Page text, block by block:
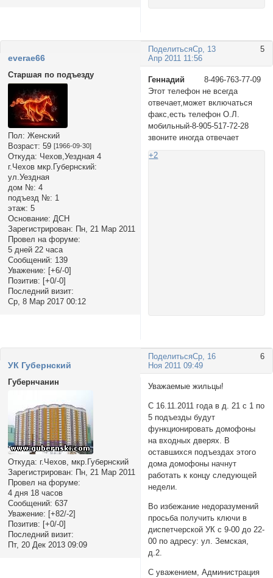
Поделиться 5
Ср, 13
Апр 2011 11:56
everae66
Старшая по подъезду
Пол: Женский
Возраст: 59 [1966-09-30]
Откуда: Чехов,Уездная 4
г.Чехов мкр.Губернский:
ул.Уездная
дом №: 4
подъезд №: 1
этаж: 5
Основание: ДСН
Зарегистрирован: Пн, 21 Мар 2011
Провел на форуме:
5 дней 22 часа
Сообщений: 139
Уважение: [+6/-0]
Позитив: [+0/-0]
Последний визит:
Ср, 8 Мар 2017 00:12
Геннадий
8-496-763-77-09
Этот телефон не всегда
отвечает,может включаться
факс,есть телефон О.Л.
мобильный-8-905-517-72-28
звоните иногда отвечает
+2
Поделиться 6
Ср, 16
Ноя 2011 09:49
УК Губернский
Губернчанин
Откуда: г.Чехов, мкр.Губернский
Зарегистрирован: Пн, 21 Мар 2011
Провел на форуме:
4 дня 18 часов
Сообщений: 637
Уважение: [+82/-2]
Позитив: [+0/-0]
Последний визит:
Пт, 20 Дек 2013 09:09
Уважаемые жильцы!
С 16.11.2011 года в д. 21 с 1 по
5 подъезды будут
функционировать домофоны
на входных дверях. В
оставшихся подъездах этого
дома домофоны начнут
работать к концу следующей
недели.
Во избежание недоразумений
просьба получить ключи в
диспетчерской УК с 9-00 до 22-
00 по адресу: ул. Земская,
д.2.
С уважением, Администрация